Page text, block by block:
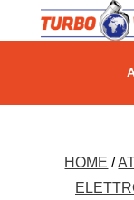
HOME /